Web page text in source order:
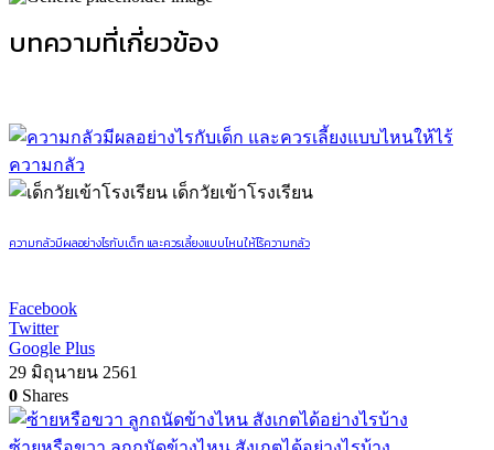
บทความที่เกี่ยวข้อง
เด็กวัยเข้าโรงเรียน
ความกลัวมีผลอย่างไรกับเด็ก และควรเลี้ยงแบบไหนให้ไร้ความกลัว
Facebook
Twitter
Google Plus
29 มิถุนายน 2561
0 Shares